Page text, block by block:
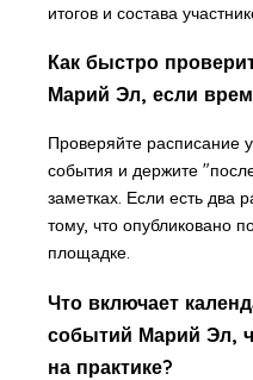
итогов и состава
Как быстро
Марий Эл, если
Проверяйте расписание
события и держите
заметках. Если есть два
тому, что опубликовано
площадке.
Что включает
событий Марий Эл,
на практике?